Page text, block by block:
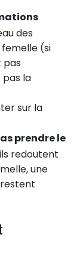
des
(si
pas
la
sur la
prendre le
redoutent
une